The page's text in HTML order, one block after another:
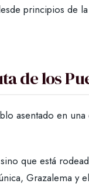
principios de
de los
asentado en
que está
Grazalema y